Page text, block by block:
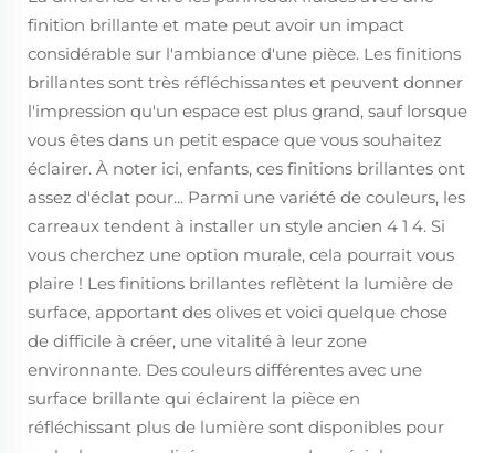
finition brillante et mate peut avoir un impact
considérable sur l'ambiance d'une pièce. Les finitions
brillantes sont très réfléchissantes et peuvent donner
l'impression qu'un espace est plus grand, sauf lorsque
vous êtes dans un petit espace que vous souhaitez
éclairer. À noter ici, enfants, ces finitions brillantes ont
assez d'éclat pour... Parmi une variété de couleurs, les
carreaux tendent à installer un style ancien 4 1 4. Si
vous cherchez une option murale, cela pourrait vous
plaire ! Les finitions brillantes reflètent la lumière de
surface, apportant des olives et voici quelque chose
de difficile à créer, une vitalité à leur zone
environnante. Des couleurs différentes avec une
surface brillante qui éclairent la pièce en
réfléchissant plus de lumière sont disponibles pour